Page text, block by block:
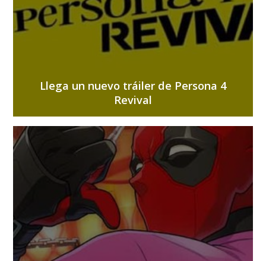
Llega un nuevo tráiler de Persona 4
Revival